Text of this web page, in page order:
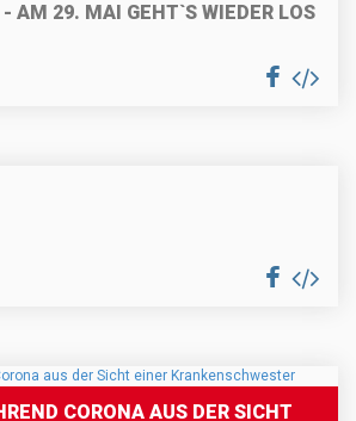
- AM 29. MAI GEHT`S WIEDER LOS
CORONA AUS DER SICHT